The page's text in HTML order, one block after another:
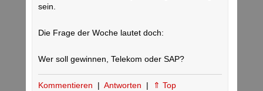
sein.
Die Frage der Woche lautet doch:
Wer soll gewinnen, Telekom oder SAP?
Kommentieren | Antworten | ⇑ Top